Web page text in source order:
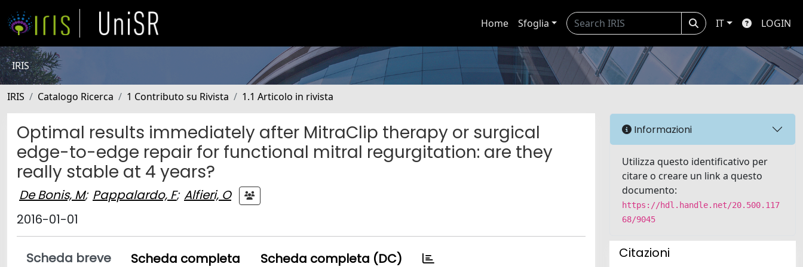
Home Sfoglia IT LOGIN
IRIS
IRIS Catalogo Ricerca 1 Contributo su Rivista 1.1 Articolo in rivista
Optimal results immediately after MitraClip therapy or surgical
edge-to-edge repair for functional mitral regurgitation: are they
really stable at 4 years?
De Bonis, M; Pappalardo, F; Alfieri, O
2016-01-01
Scheda breve Scheda completa Scheda completa (DC)
Informazioni
Utilizza questo identificativo per
citare o creare un link a questo
documento:
https://hdl.handle.net/20.500.117
68/9045
Citazioni